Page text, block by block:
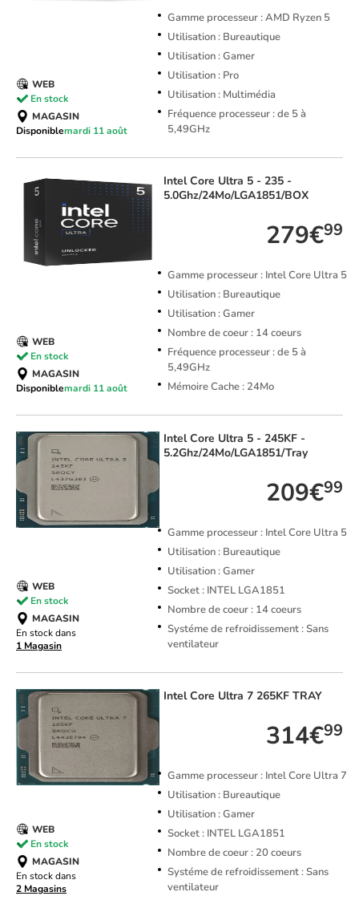
Gamme processeur : AMD Ryzen 5
Utilisation : Bureautique
Utilisation : Gamer
Utilisation : Pro
Utilisation : Multimédia
Fréquence processeur : de 5 à
5,49GHz
WEB
En stock
MAGASIN
Disponiblemardi 11 août
IntelCore Ultra 5 - 235 -
5.0Ghz/24Mo/LGA1851/BOX
279€99
Gamme processeur : Intel Core Ultra 5
Utilisation : Bureautique
Utilisation : Gamer
Nombre de coeur : 14 coeurs
Fréquence processeur : de 5 à
5,49GHz
Mémoire Cache : 24Mo
WEB
En stock
MAGASIN
Disponiblemardi 11 août
IntelCore Ultra 5 - 245KF -
5.2Ghz/24Mo/LGA1851/Tray
209€99
Gamme processeur : Intel Core Ultra 5
Utilisation : Bureautique
Utilisation : Gamer
Socket : INTEL LGA1851
Nombre de coeur : 14 coeurs
Systéme de refroidissement : Sans
ventilateur
WEB
En stock
MAGASIN
En stock dans
1 Magasin
IntelCore Ultra 7 265KF TRAY
314€99
Gamme processeur : Intel Core Ultra 7
Utilisation : Bureautique
Utilisation : Gamer
Socket : INTEL LGA1851
Nombre de coeur : 20 coeurs
Systéme de refroidissement : Sans
ventilateur
WEB
En stock
MAGASIN
En stock dans
2 Magasins